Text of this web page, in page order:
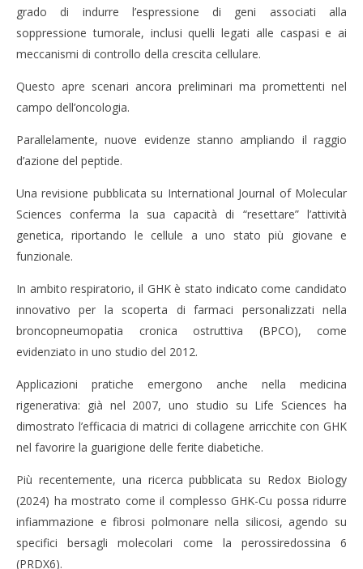
grado di indurre l’espressione di geni associati alla
soppressione tumorale, inclusi quelli legati alle caspasi e ai
meccanismi di controllo della crescita cellulare.
Questo apre scenari ancora preliminari ma promettenti nel
campo dell’oncologia.
Parallelamente, nuove evidenze stanno ampliando il raggio
d’azione del peptide.
Una revisione pubblicata su International Journal of Molecular
Sciences conferma la sua capacità di “resettare” l’attività
genetica, riportando le cellule a uno stato più giovane e
funzionale.
In ambito respiratorio, il GHK è stato indicato come candidato
innovativo per la scoperta di farmaci personalizzati nella
broncopneumopatia cronica ostruttiva (BPCO), come
evidenziato in uno studio del 2012.
Applicazioni pratiche emergono anche nella medicina
rigenerativa: già nel 2007, uno studio su Life Sciences ha
dimostrato l’efficacia di matrici di collagene arricchite con GHK
nel favorire la guarigione delle ferite diabetiche.
Più recentemente, una ricerca pubblicata su Redox Biology
(2024) ha mostrato come il complesso GHK-Cu possa ridurre
infiammazione e fibrosi polmonare nella silicosi, agendo su
specifici bersagli molecolari come la perossiredossina 6
(PRDX6).